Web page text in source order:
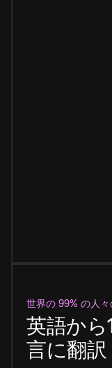
世界の 99% の人
英語か
言に翻訳